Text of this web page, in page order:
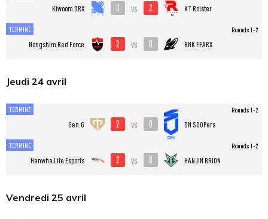
Kiwoom DRX 0 vs 2 KT Rolster
TERMINÉ
Nongshim Red Force 2 vs 0 BNK FEARX
Rounds 1-2
Jeudi 24 avril
TERMINÉ
Gen.G 2 vs 0 DN SOOPers
Rounds 1-2
TERMINÉ
Hanwha Life Esports 2 vs 0 HANJIN BRION
Rounds 1-2
Vendredi 25 avril